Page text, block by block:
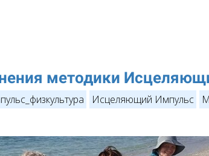
методики
Исцеляющий Импульс